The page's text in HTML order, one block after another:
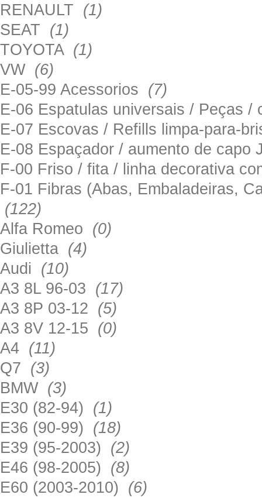
RENAULT (1)
SEAT (1)
TOYOTA (1)
VW (6)
E-05-99 Acessorios (7)
E-06 Espatulas universais / Peças
E-07 Escovas / Refills limpa-para-
E-08 Espaçador / aumento de
F-00 Friso / fita / linha decorativa
F-01 Fibras (Abas, Embaladeiras,
(122)
Alfa Romeo (0)
Giulietta (4)
Audi (10)
A3 8L 96-03 (17)
A3 8P 03-12 (5)
A3 8V 12-15 (0)
A4 (11)
Q7 (3)
BMW (3)
E30 (82-94) (1)
E36 (90-99) (18)
E39 (95-2003) (2)
E46 (98-2005) (8)
E60 (2003-2010) (6)